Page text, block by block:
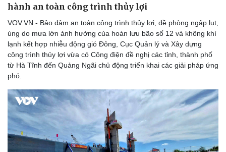
hành an toàn công trình thủy lợi
VOV.VN - Bảo đảm an toàn công trình thủy lợi, đề phòng ngập lụt,
úng do mưa lớn ảnh hưởng của hoàn lưu bão số 12 và không khí
lạnh kết hợp nhiễu động gió Đông, Cục Quản lý và Xây dựng
công trình thủy lợi vừa có Công điện đề nghị các tỉnh, thành phố
từ Hà Tĩnh đến Quảng Ngãi chủ động triển khai các giải pháp ứng
phó.